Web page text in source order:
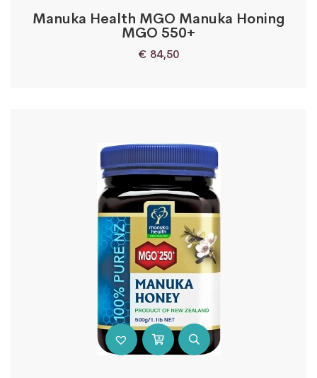
Manuka Health MGO Manuka Honing
MGO 550+
€ 84,50